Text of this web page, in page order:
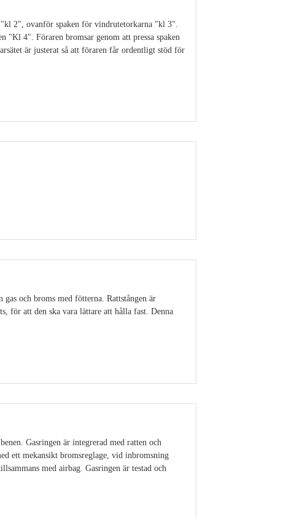
"kl 2", ovanför spaken för vindrutetorkarna "kl 3".
"Kl 4". Föraren bromsar genom att pressa spaken
är justerat så att föraren får ordentligt stöd för
och broms med fötterna. Rattstången är
för att den ska vara lättare att hålla fast. Denna
Gasringen är integrerad med ratten och
ett mekansikt bromsreglage, vid inbromsning
med airbag. Gasringen är testad och